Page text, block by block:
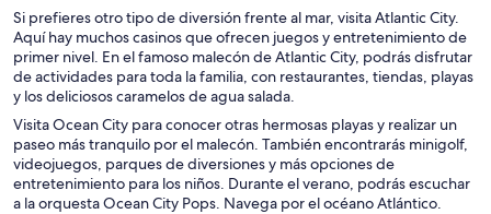
Si prefieres otro tipo de diversión frente al mar, visita Atlantic City.
Aquí hay muchos casinos que ofrecen juegos y entretenimiento de
primer nivel. En el famoso malecón de Atlantic City, podrás disfrutar
de actividades para toda la familia, con restaurantes, tiendas, playas
y los deliciosos caramelos de agua salada.
Visita Ocean City para conocer otras hermosas playas y realizar un
paseo más tranquilo por el malecón. También encontrarás minigolf,
videojuegos, parques de diversiones y más opciones de
entretenimiento para los niños. Durante el verano, podrás escuchar
a la orquesta Ocean City Pops. Navega por el océano Atlántico.